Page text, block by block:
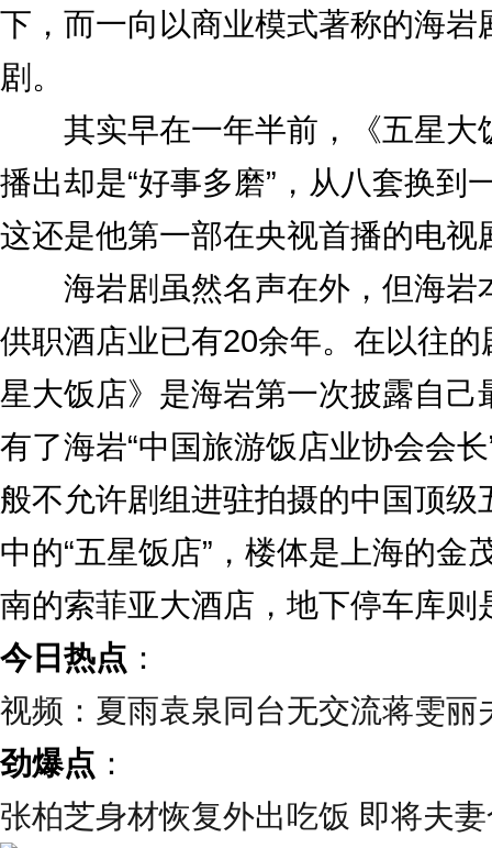
下，而一向以商业模式著称的海
剧。
其实早在一年半前，《五星大
播出却是“好事多磨”，从八套换
这还是他第一部在央视首播的电视
海岩剧虽然名声在外，但海岩
供职酒店业已有20余年。在以往
星大饭店》是海岩第一次披露自
有了海岩“中国旅游饭店业协会会
般不允许剧组进驻拍摄的中国顶
中的“五星饭店”，楼体是上海的
南的索菲亚大酒店，地下停车库则
今日热点 ：
视频：夏雨袁泉同台无交流蒋雯丽
劲爆点 ：
张柏芝身材恢复外出吃饭 即将夫